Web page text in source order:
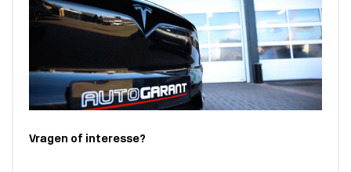
Vragen of interesse?